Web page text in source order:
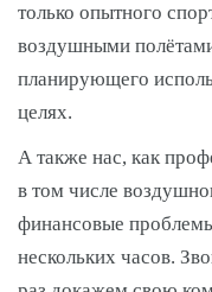
только опытного
воздушными
планирующего
целях.
А также нас, как
в том числе
финансовые
нескольких часов.